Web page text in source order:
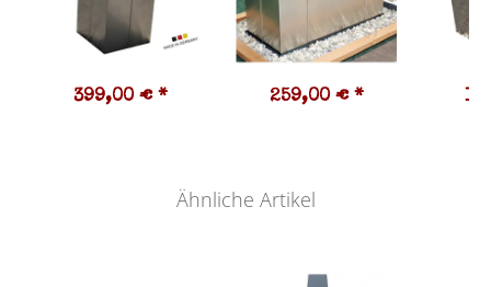
399,00 € * 259,00 € *
Ähnliche Artikel